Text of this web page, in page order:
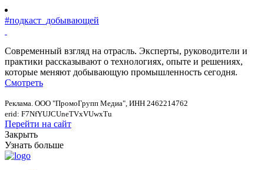
#подкаст_добывающей
Современный взгляд на отрасль. Эксперты, руководители и
практики рассказывают о технологиях, опыте и решениях,
которые меняют добывающую промышленность сегодня.
Смотреть
Реклама. ООО "ПромоГрупп Медиа", ИНН 2462214762
erid: F7NfYUJCUneTVxVUwxTu
Перейти на сайт
Закрыть
Узнать больше